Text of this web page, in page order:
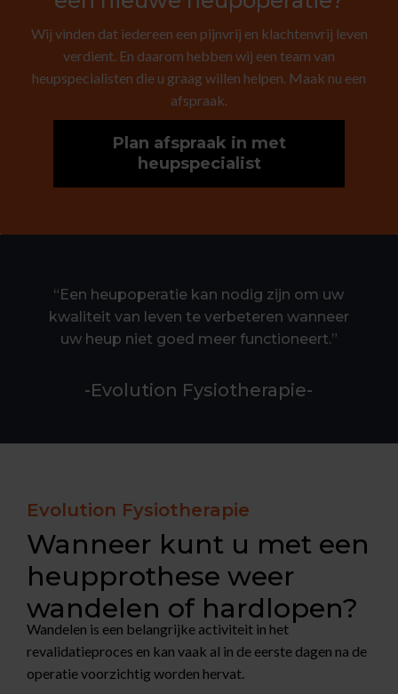
Wij vinden dat iedereen een pijnvrij en klachtenvrij leven
verdient. En daarom hebben wij een team van
heupspecialisten die u graag willen helpen. Maak nu een
afspraak.
Plan afspraak in met
heupspecialist
“Een heupoperatie kan nodig zijn om uw
kwaliteit van leven te verbeteren wanneer
uw heup niet goed meer functioneert.”
-Evolution Fysiotherapie-
Evolution Fysiotherapie
Wanneer kunt u met een
heupprothese weer
wandelen of hardlopen?
Wandelen is een belangrijke activiteit in het
revalidatieproces en kan vaak al in de eerste dagen na de
operatie voorzichtig worden hervat.